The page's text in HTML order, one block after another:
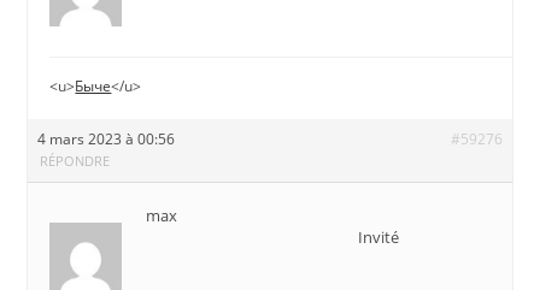
<u>Быче</u>
4 mars 2023 à 00:56 #59276
RÉPONDRE
max
Invité